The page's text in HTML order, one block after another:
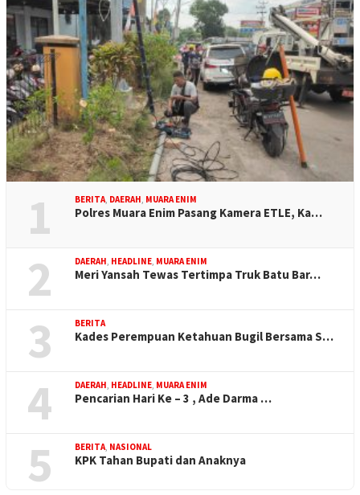
1 BERITA DAERAH MUARA ENIM
Polres Muara Enim Pasang Kamera ETLE, Ka…
2 DAERAH HEADLINE MUARA ENIM
Meri Yansah Tewas Tertimpa Truk Batu Bar…
3 BERITA
Kades Perempuan Ketahuan Bugil Bersama S…
4 DAERAH HEADLINE MUARA ENIM
Pencarian Hari Ke – 3 , Ade Darma …
5 BERITA NASIONAL
KPK Tahan Bupati dan Anaknya